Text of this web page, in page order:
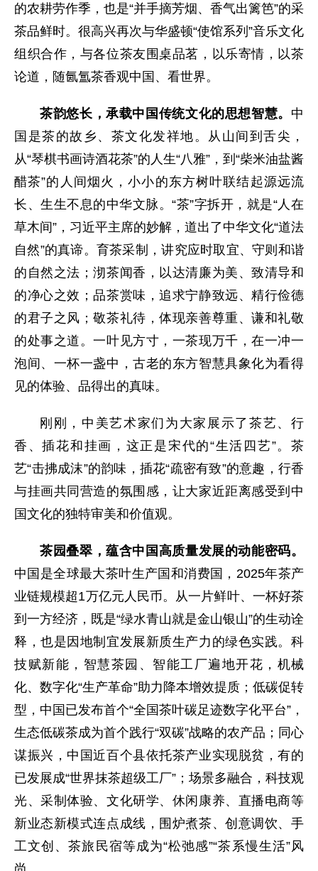
的农耕劳作季，也是“并手摘芳烟、香气出篱笆”的采
茶品鲜时。很高兴再次与华盛顿“使馆系列”音乐文化
组织合作，与各位茶友围桌品茗，以乐寄情，以茶
论道，随氤氲茶香观中国、看世界。
茶韵悠长，承载中国传统文化的思想智慧。 中
国是茶的故乡、茶文化发祥地。从山间到舌尖，
从“琴棋书画诗酒花茶”的人生“八雅”，到“柴米油盐酱
醋茶”的人间烟火，小小的东方树叶联结起源远流
长、生生不息的中华文脉。“茶”字拆开，就是“人在
草木间”，习近平主席的妙解，道出了中华文化“道法
自然”的真谛。育茶采制，讲究应时取宜、守则和谐
的自然之法；沏茶闻香，以达清廉为美、致清导和
的净心之效；品茶赏味，追求宁静致远、精行俭德
的君子之风；敬茶礼待，体现亲善尊重、谦和礼敬
的处事之道。一叶见方寸，一茶现万千，在一冲一
泡间、一杯一盏中，古老的东方智慧具象化为看得
见的体验、品得出的真味。
刚刚，中美艺术家们为大家展示了茶艺、行
香、插花和挂画，这正是宋代的“生活四艺”。茶
艺“击拂成沫”的韵味，插花“疏密有致”的意趣，行香
与挂画共同营造的氛围感，让大家近距离感受到中
国文化的独特审美和价值观。
茶园叠翠，蕴含中国高质量发展的动能密码。
中国是全球最大茶叶生产国和消费国，2025年茶产
业链规模超1万亿元人民币。从一片鲜叶、一杯好茶
到一方经济，既是“绿水青山就是金山银山”的生动诠
释，也是因地制宜发展新质生产力的绿色实践。科
技赋新能，智慧茶园、智能工厂遍地开花，机械
化、数字化“生产革命”助力降本增效提质；低碳促转
型，中国已发布首个“全国茶叶碳足迹数字化平台”，
生态低碳茶成为首个践行“双碳”战略的农产品；同心
谋振兴，中国近百个县依托茶产业实现脱贫，有的
已发展成“世界抹茶超级工厂”；场景多融合，科技观
光、采制体验、文化研学、休闲康养、直播电商等
新业态新模式连点成线，围炉煮茶、创意调饮、手
工文创、茶旅民宿等成为“松弛感”“茶系慢生活”风